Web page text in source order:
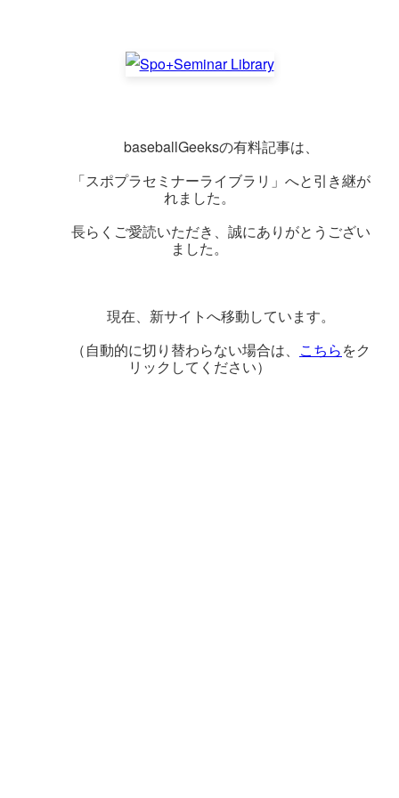
            baseballGeeksの有料記事は、
れました。
ました。
            現在、新サイトへ移動しています。
            （自動的に切り替わらない場合は、
こちらをク
リックしてください）